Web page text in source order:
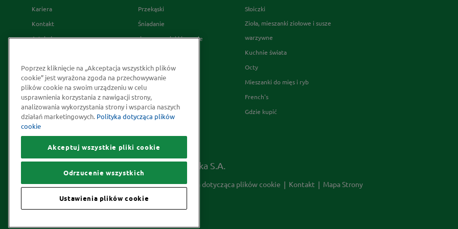
Kariera
Kontakt
Artykuły
Skąd bierzemy nasze przyprawy
Strategia Podatkowa
Społeczna odpowiedzialność
Kakao odpowiedzialnie
pozyskiwane
Przekąski
Śniadanie
desery wypieki i napoje
Słoiczki
Zioła, mieszanki ziołowe i susze
warzywne
Kuchnie świata
Octy
Mieszanki do mięs i ryb
French's
Gdzie kupić
Prawa autorskie © 2026 McCormick Polska S.A.
Informacje na temat ochrony prywatności Polityka dotycząca plików cookie Kontakt Mapa Strony
Poprzez kliknięcie na „Akceptacja wszystkich plików
cookie” jest wyrażona zgoda na przechowywanie
plików cookie na swoim urządzeniu w celu
usprawnienia korzystania z nawigacji strony,
analizowania wykorzystania strony i wsparcia naszych
działań marketingowych. Polityka dotycząca plików
cookie
Akceptuj wszystkie pliki cookie
Odrzucenie wszystkich
Ustawienia plików cookie